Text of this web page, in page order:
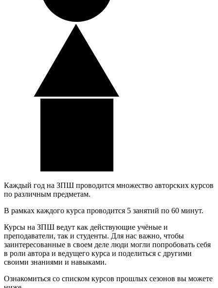
Каждый год на ЗПШ проводится множество авторских курсов
по различным предметам.
В рамках каждого курса проводится 5 занятий по 60 минут.
Курсы на ЗПШ ведут как действующие учёные и
преподаватели, так и студенты. Для нас важно, чтобы
заинтересованные в своем деле люди могли попробовать себя
в роли автора и ведущего курса и поделиться с другими
своими знаниями и навыками.
Ознакомиться со списком курсов прошлых сезонов вы можете